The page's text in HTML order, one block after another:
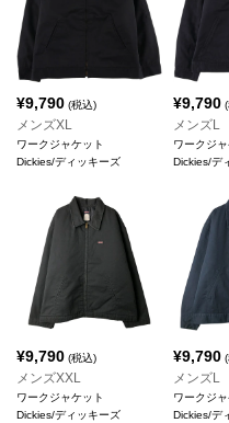
¥9,790 (税込)
メンズXL
ワークジャケット
Dickies/ディッキーズ
¥9,790(
メンズL
ワークジ
Dickies/デ
¥9,790 (税込)
メンズXXL
ワークジャケット
Dickies/ディッキーズ
¥9,790(
メンズL
ワークジ
Dickies/デ